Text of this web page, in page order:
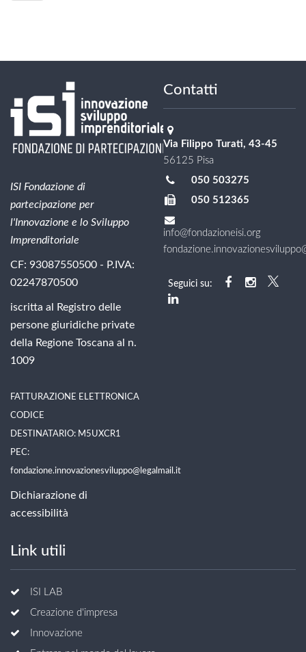
ISI Fondazione di
partecipazione per
l'Innovazione e lo Sviluppo
Imprenditoriale
CF: 93087550500 - P.IVA:
02247870500
iscritta al Registro delle
persone giuridiche private
della Regione Toscana al n.
1009
FATTURAZIONE ELETTRONICA
CODICE
DESTINATARIO: M5UXCR1
PEC:
fondazione.innovazionesviluppo@legalmail.it
Dichiarazione di
accessibilità
Contatti
Via Filippo Turati, 43-45
56125 Pisa
050 503275
050 512365
info@fondazioneisi.org
Seguici su:
Link utili
ISI LAB
Creazione d'impresa
Innovazione